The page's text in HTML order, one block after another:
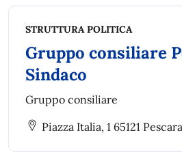
STRUTTURA POLITICA
Gruppo consiliare
Sindaco
Gruppo consiliare
Piazza Italia, 1 65121